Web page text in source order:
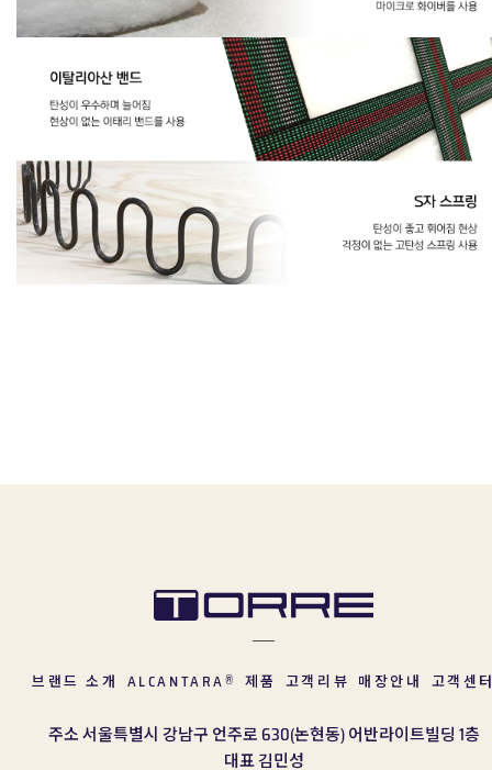
브랜드 소개 ALCANTARA® 제품 고객리뷰 매장안내 고객센
주소서울특별시 강남구 언주로 630(논현동) 어반라이트빌딩 1층
대표김민성